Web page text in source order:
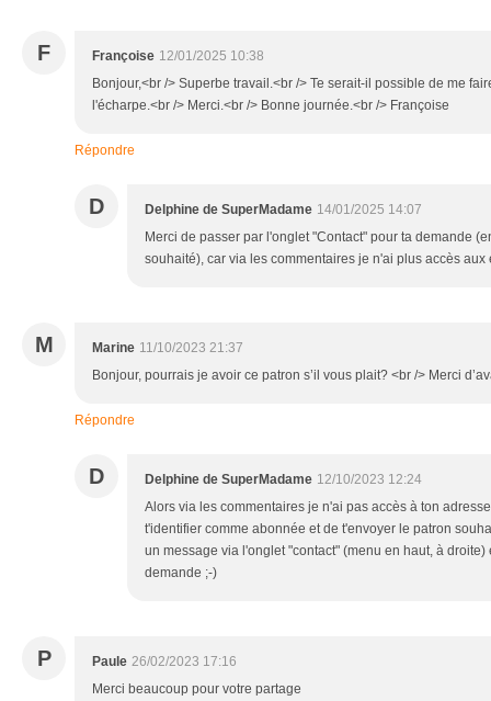
F Françoise 12/01/2025 10:38
Bonjour,<br /> Superbe travail.<br /> Te serait-il possible de me
l'écharpe.<br /> Merci.<br /> Bonne journée.<br /> Françoise
Répondre
D Delphine de SuperMadame 14/01/2025 14:07
Merci de passer par l'onglet "Contact" pour ta demande
souhaité), car via les commentaires je n'ai plus accès aux
M Marine 11/10/2023 21:37
Bonjour, pourrais je avoir ce patron s’il vous plait? <br /> Merci
Répondre
D Delphine de SuperMadame 12/10/2023 12:24
Alors via les commentaires je n'ai pas accès à ton
t'identifier comme abonnée et de t'envoyer le patron
un message via l'onglet "contact" (menu en haut, à
demande ;-)
P Paule 26/02/2023 17:16
Merci beaucoup pour votre partage